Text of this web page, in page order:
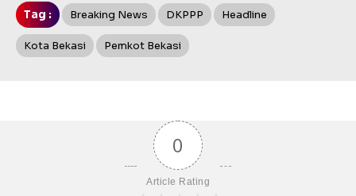
Tag : Breaking News DKPPP Headline
Kota Bekasi Pemkot Bekasi
0
Article Rating